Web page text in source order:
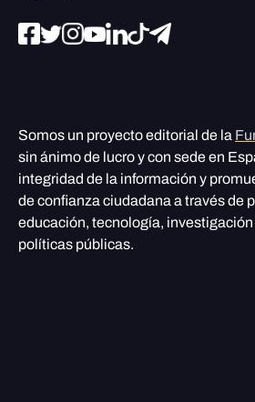
Somos un proyecto editorial de la
sin ánimo de lucro y con sede en
integridad de la información y
de confianza ciudadana a través de
educación, tecnología,
políticas públicas.